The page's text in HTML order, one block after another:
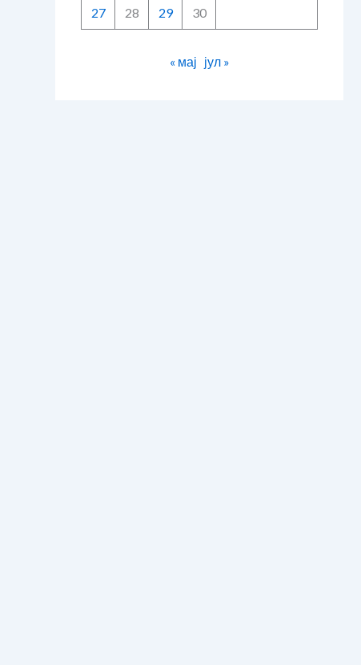
27 28 29 30
« мај јул »